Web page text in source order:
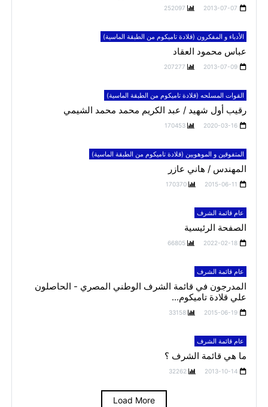
2013-07-07
252097
الأدباء و المفكرون (قلادة تاميكوم من الطبقة الماسية)
عباس محمود العقاد
2013-07-09
207277
القوات المسلحه (قلادة تاميكوم من الطبقة الماسية)
رقيب أول شهيد / عبد الكريم محمد محمد الشيمي
2020-03-16
170453
المتفوقين و الموهوبين (قلادة تاميكوم من الطبقة الماسية)
المهندس / هاني عازر
2015-06-11
170370
عام قائمة الشرف
الصفحة الرئيسية
2022-02-18
66805
عام قائمة الشرف
المدرجون في قائمة الشرف الوطني المصري - الحاصلون
علي قلادة تاميكوم...
2015-06-19
33158
عام قائمة الشرف
ما هي قائمة الشرف ؟
2013-10-14
32262
Load More